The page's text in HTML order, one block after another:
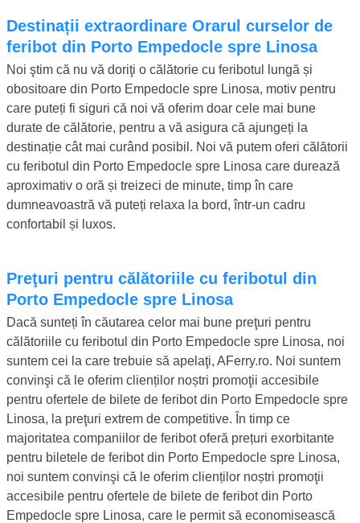
Destinații extraordinare Orarul curselor de
feribot din Porto Empedocle spre Linosa
Noi ştim că nu vă doriţi o călătorie cu feribotul lungă și
obositoare din Porto Empedocle spre Linosa, motiv pentru
care puteți fi siguri că noi vă oferim doar cele mai bune
durate de călătorie, pentru a vă asigura că ajungeți la
destinație cât mai curând posibil. Noi vă putem oferi călătorii
cu feribotul din Porto Empedocle spre Linosa care durează
aproximativ o oră și treizeci de minute, timp în care
dumneavoastră vă puteți relaxa la bord, într-un cadru
confortabil și luxos.
Preţuri pentru călătoriile cu feribotul din
Porto Empedocle spre Linosa
Dacă sunteți în căutarea celor mai bune preţuri pentru
călătoriile cu feribotul din Porto Empedocle spre Linosa, noi
suntem cei la care trebuie să apelaţi, AFerry.ro. Noi suntem
convinşi că le oferim clienților noștri promoţii accesibile
pentru ofertele de bilete de feribot din Porto Empedocle spre
Linosa, la preţuri extrem de competitive. În timp ce
majoritatea companiilor de feribot oferă prețuri exorbitante
pentru biletele de feribot din Porto Empedocle spre Linosa,
noi suntem convinşi că le oferim clienților noștri promoţii
accesibile pentru ofertele de bilete de feribot din Porto
Empedocle spre Linosa, care le permit să economisească